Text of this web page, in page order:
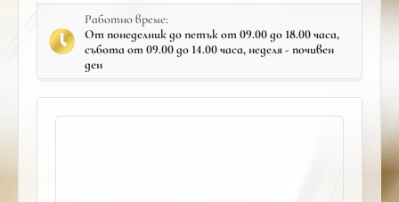
Работно време:
От понеделник до петък от 09.00 до 18.00 часа,
събота от 09.00 до 14.00 часа, неделя - почивен
ден